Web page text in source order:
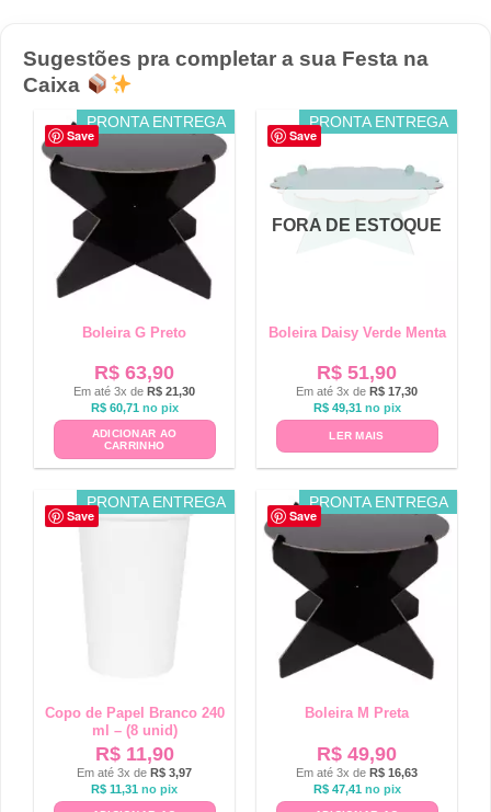
Sugestões pra completar a sua Festa na
Caixa
Save
PRONTA ENTREGA
Boleira G Preto
R$ 63,90
Em até 3x de R$ 21,30
R$60,71 no pix
ADICIONAR AO
CARRINHO
Save
PRONTA ENTREGA
FORA DE ESTOQUE
Boleira Daisy Verde Menta
R$ 51,90
Em até 3x de R$ 17,30
R$49,31 no pix
LER MAIS
Save
PRONTA ENTREGA
Copo de Papel Branco 240
ml – (8 unid)
R$11,90
Em até 3x de R$ 3,97
R$ 11,31 no pix
Save
PRONTA ENTREGA
Boleira M Preta
R$ 49,90
Em até 3x de R$ 16,63
R$47,41 no pix